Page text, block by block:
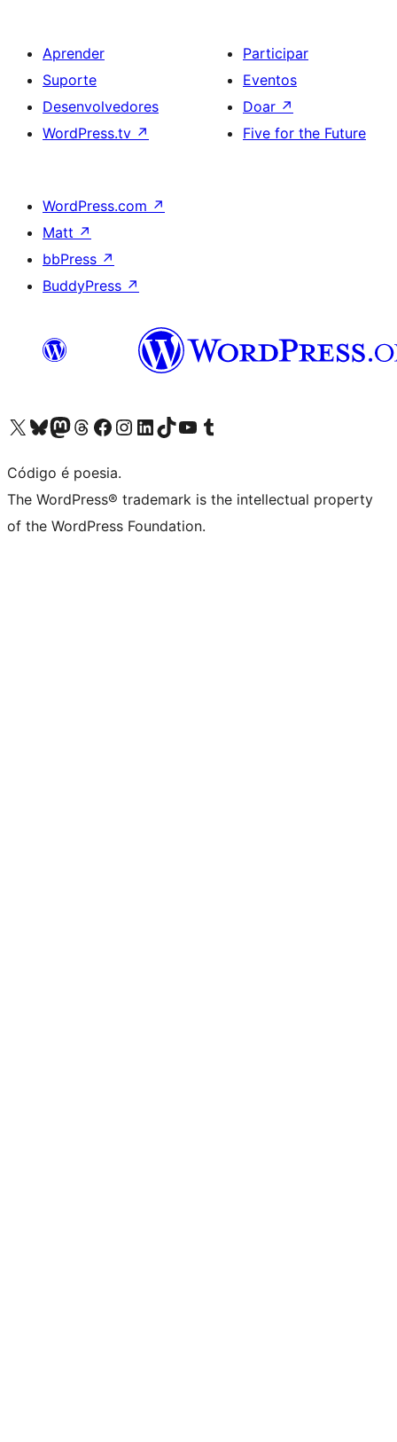
Aprender
Suporte
Desenvolvedores
WordPress.tv ↗
Participar
Eventos
Doar ↗
Five for the Future
WordPress.com ↗
Matt ↗
bbPress ↗
BuddyPress ↗
Acessar nossa conta do X (antigo Twitter)
Acessar nossa conta do Bluesky
Acessar nossa conta do Mastodon
Acessar nossa conta do Threads
Acessar nossa página do Facebook
Acessar nossa conta do Instagram
Acessar nossa conta do LinkedIn
Acessar nossa conta do TikTok
Acessar nosso canal do YouTube
Acessar nossa conta no Tumblr
Código é poesia.
The WordPress® trademark is the intellectual property
of the WordPress Foundation.